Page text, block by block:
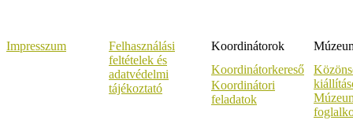
Impresszum
Felhasználási
feltételek és
adatvédelmi
tájékoztató
Koordinátorok
Koordinátorkereső
Koordinátori
feladatok